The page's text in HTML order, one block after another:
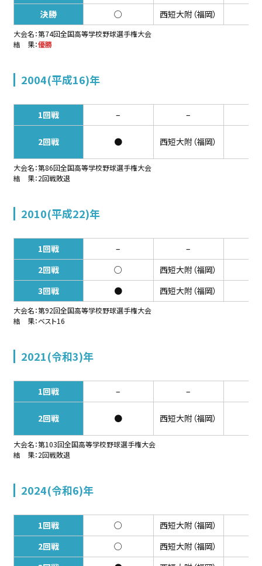
決勝
○ 西短大附（福岡）
大会名：第74回全国高等学校野球選手権大会
結 果：優勝
2004(平成16)年
1回戦 – –
2回戦 ● 西短大附（福岡）
大会名：第86回全国高等学校野球選手権大会
結 果：2回戦敗退
2010(平成22)年
1回戦 – –
2回戦
○ 西短大附（福岡）
3回戦
● 西短大附（福岡）
大会名：第92回全国高等学校野球選手権大会
結 果：ベスト16
2021(令和3)年
1回戦 – –
2回戦 ● 西短大附（福岡）
大会名：第103回全国高等学校野球選手権大会
結 果：2回戦敗退
2024(令和6)年
1回戦 ○ 西短大附（福岡）
2回戦
○ 西短大附（福岡）